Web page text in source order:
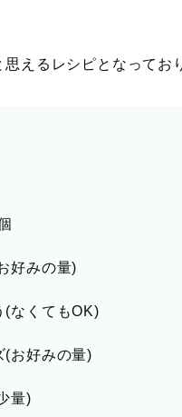
思えるレシピとなってお
好みの量)
(なくてもOK)
(お好みの量)
量)